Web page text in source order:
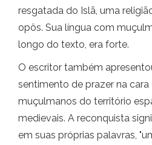
resgatada do Islã, uma
opôs. Sua língua com
longo do texto, era forte.
O escritor também
sentimento de prazer na
muçulmanos do território
medievais. A reconquista
em suas próprias palavras,